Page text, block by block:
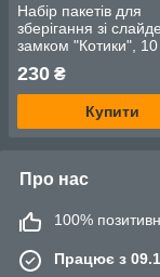
Набір пакетів для
зберігання зі
замком "Котики",
35×45 см
230 ₴
Купити
Про нас
100%
Працює з